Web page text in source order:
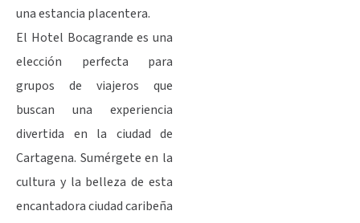
una estancia placentera.
El Hotel Bocagrande es una
elección perfecta para
grupos de viajeros que
buscan una experiencia
divertida en la ciudad de
Cartagena. Sumérgete en la
cultura y la belleza de esta
encantadora ciudad caribeña